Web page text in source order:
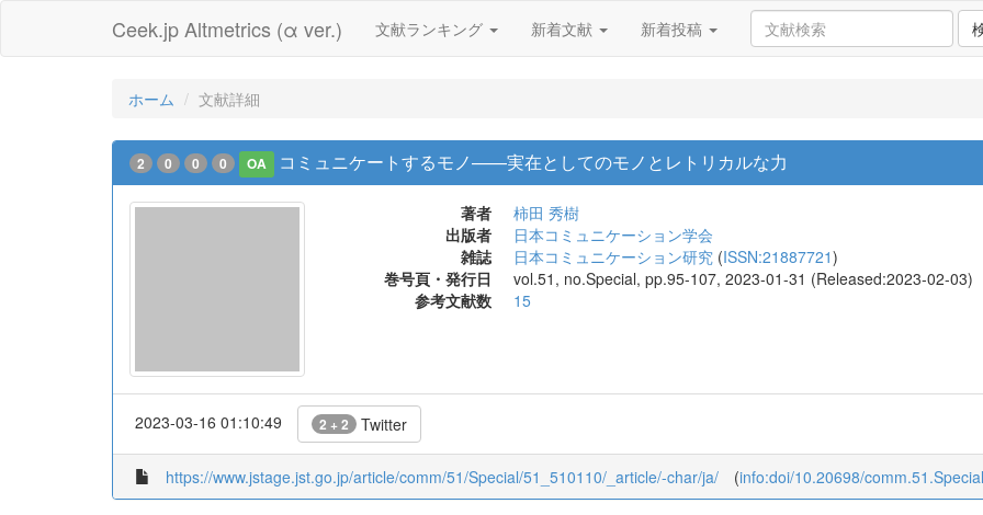
Ceek.jp Altmetrics (α ver.) 文献ランキング 新着文献 新着投稿
ホーム 文献詳細
2 0 0 0 OA コミュニケートするモノ——実在としてのモノとレトリカルな力
著者
柿田 秀樹
出版者
日本コミュニケーション学会
雑誌
日本コミュニケーション研究 (ISSN:21887721)
巻号頁・発行日
vol.51, no.Special, pp.95-107, 2023-01-31 (Released:2023-02-03)
参考文献数
15
2023-03-16 01:10:49 2 + 2 Twitter
https://www.jstage.jst.go.jp/article/comm/51/Special/51_510110/_article/-char/ja/ (info:doi/10.20698/